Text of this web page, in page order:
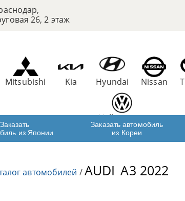
26, 2 этаж
Mitsubishi Kia Hyundai Nissan
Volkswagen
Заказать
из Японии
Заказать автомобиль
из Кореи
автомобилей /AUDI A3 2022